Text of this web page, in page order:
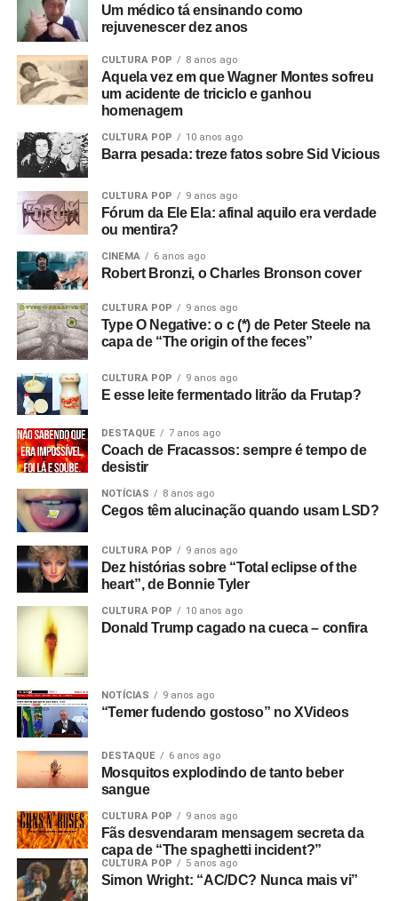
Um médico tá ensinando como
rejuvenescer dez anos
CULTURA POP 8 anos ago
Aquela vez em que Wagner Montes sofreu
um acidente de triciclo e ganhou
homenagem
CULTURA POP 10 anos ago
Barra pesada: treze fatos sobre Sid Vicious
CULTURA POP 9 anos ago
Fórum da Ele Ela: afinal aquilo era verdade
ou mentira?
CINEMA 6 anos ago
Robert Bronzi, o Charles Bronson cover
CULTURA POP 9 anos ago
Type O Negative: o c (*) de Peter Steele na
capa de “The origin of the feces”
CULTURA POP 9 anos ago
E esse leite fermentado litrão da Frutap?
DESTAQUE 7 anos ago
Coach de Fracassos: sempre é tempo de
desistir
NOTÍCIAS 8 anos ago
Cegos têm alucinação quando usam LSD?
CULTURA POP 9 anos ago
Dez histórias sobre “Total eclipse of the
heart”, de Bonnie Tyler
CULTURA POP 10 anos ago
Donald Trump cagado na cueca – confira
NOTÍCIAS 9 anos ago
“Temer fudendo gostoso” no XVideos
DESTAQUE 6 anos ago
Mosquitos explodindo de tanto beber
sangue
CULTURA POP 9 anos ago
Fãs desvendaram mensagem secreta da
capa de “The spaghetti incident?”
CULTURA POP 5 anos ago
Simon Wright: “AC/DC? Nunca mais vi”